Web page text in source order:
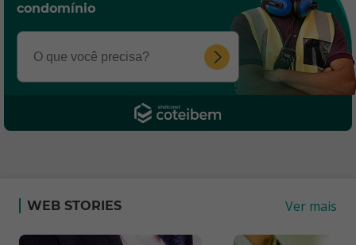
condomínio
WEB STORIES Ver mais